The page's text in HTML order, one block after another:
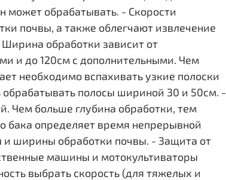
может обрабатывать. - Скорости
почвы, а также облегчают извлечение
обработки зависит от
и до 120см с дополнительными. Чем
необходимо вспахивать узкие полоски
обрабатывать полосы шириной 30 и 50см. -
Чем больше глубина обработки, тем
бака определяет время непрерывной
и ширины обработки почвы. - Защита от
машины и мотокультиваторы
выбрать скорость (для тяжелых и